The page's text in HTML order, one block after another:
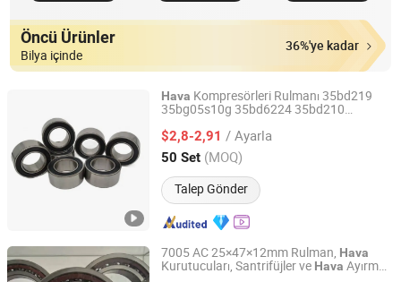
Öncü Ürünler
Bilya içinde
36%'ye kadar
Hava Kompresörleri Rulmanı 35bd219
35bg05s10g 35bd6224 35bd210
$2,8-2,91 / Ayarla
50 Set (MOQ)
Talep Gönder
Yiwu Taoqi E-Commerce Firm
Zhejiang, China Fiyat 2024
7005 AC 25×47×12mm Rulman, Hava
Kurutucuları, Santrifüjler ve Hava Ayırma
Hubei Lianmao Technology Co., Ltd